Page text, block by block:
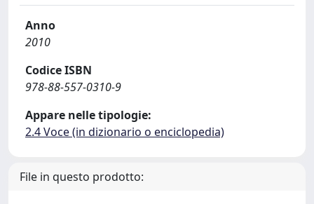
Anno
2010
Codice ISBN
978-88-557-0310-9
Appare nelle tipologie:
2.4 Voce (in dizionario o enciclopedia)
File in questo prodotto: